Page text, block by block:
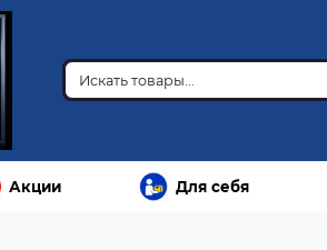
Акции Для себя